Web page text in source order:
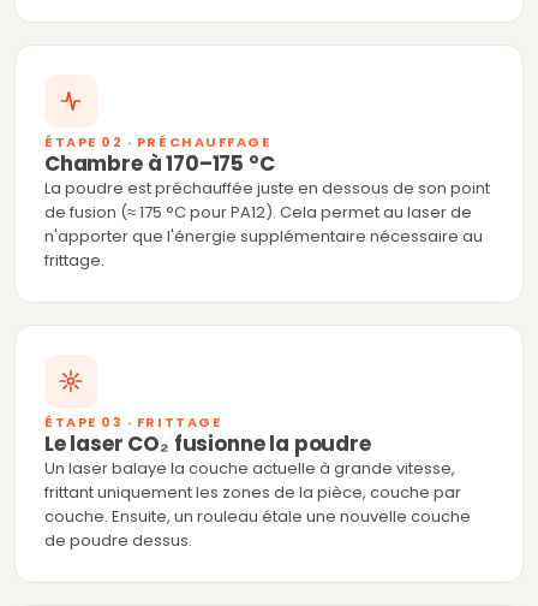
ÉTAPE 02 · PRÉCHAUFFAGE
Chambre à 170–175 °C
La poudre est préchauffée juste en dessous de son point
de fusion (≈ 175 °C pour PA12). Cela permet au laser de
n'apporter que l'énergie supplémentaire nécessaire au
frittage.
ÉTAPE 03 · FRITTAGE
Le laser CO₂ fusionne la poudre
Un laser balaye la couche actuelle à grande vitesse,
frittant uniquement les zones de la pièce, couche par
couche. Ensuite, un rouleau étale une nouvelle couche
de poudre dessus.